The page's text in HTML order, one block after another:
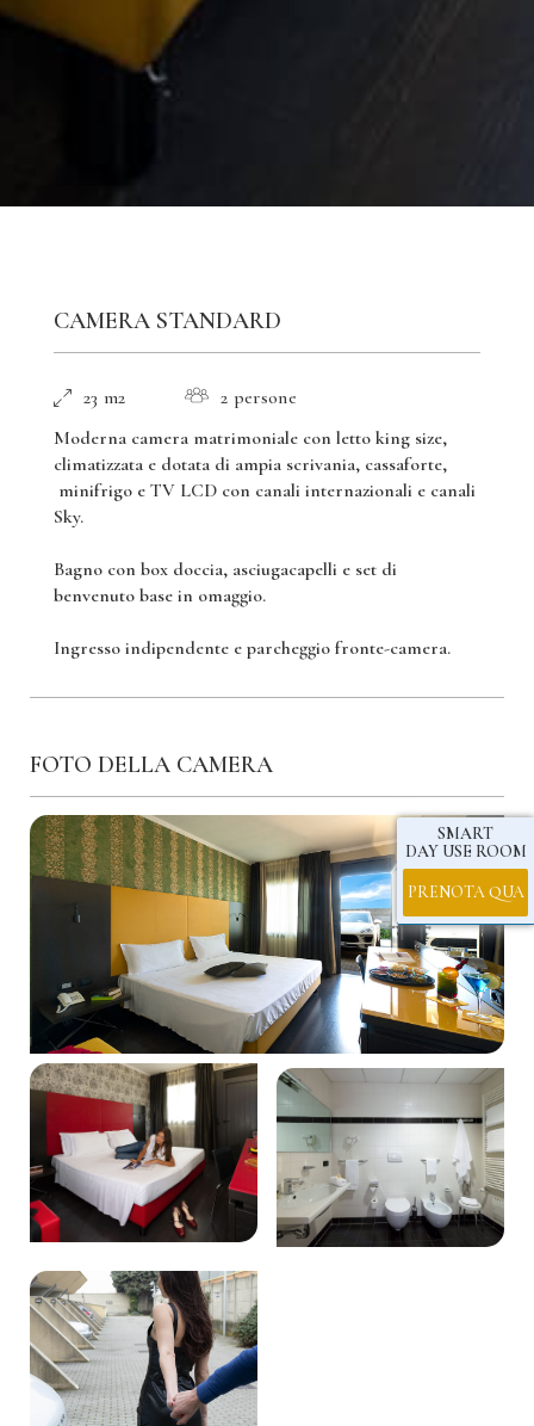
CAMERA STANDARD
23 m2
2 persone
Moderna camera matrimoniale con letto king size,
climatizzata e dotata di ampia scrivania, cassaforte,
minifrigo e TV LCD con canali internazionali e canali
Sky.
Bagno con box doccia, asciugacapelli e set di
benvenuto base in omaggio.
Ingresso indipendente e parcheggio fronte-camera.
FOTO DELLA CAMERA
SMART
DAY USE ROOM
PRENOTA QUA